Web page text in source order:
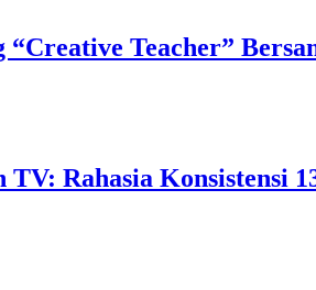
Teacher”
Rahasia Konsistensi